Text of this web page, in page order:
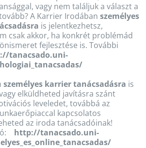
vagy nem találjuk a választ a
A Karrier Irodában személyes
is jelentkezhetsz,
csak akkor, ha konkrét problémád
fejlesztése is. További
tanacsado.uni-
személyes karrier tanácsadásra is
elküldheted javításra szánt
leveledet, továbbá az
kapcsolatos
az iroda tanácsadóinak!
http://tanacsado.uni-